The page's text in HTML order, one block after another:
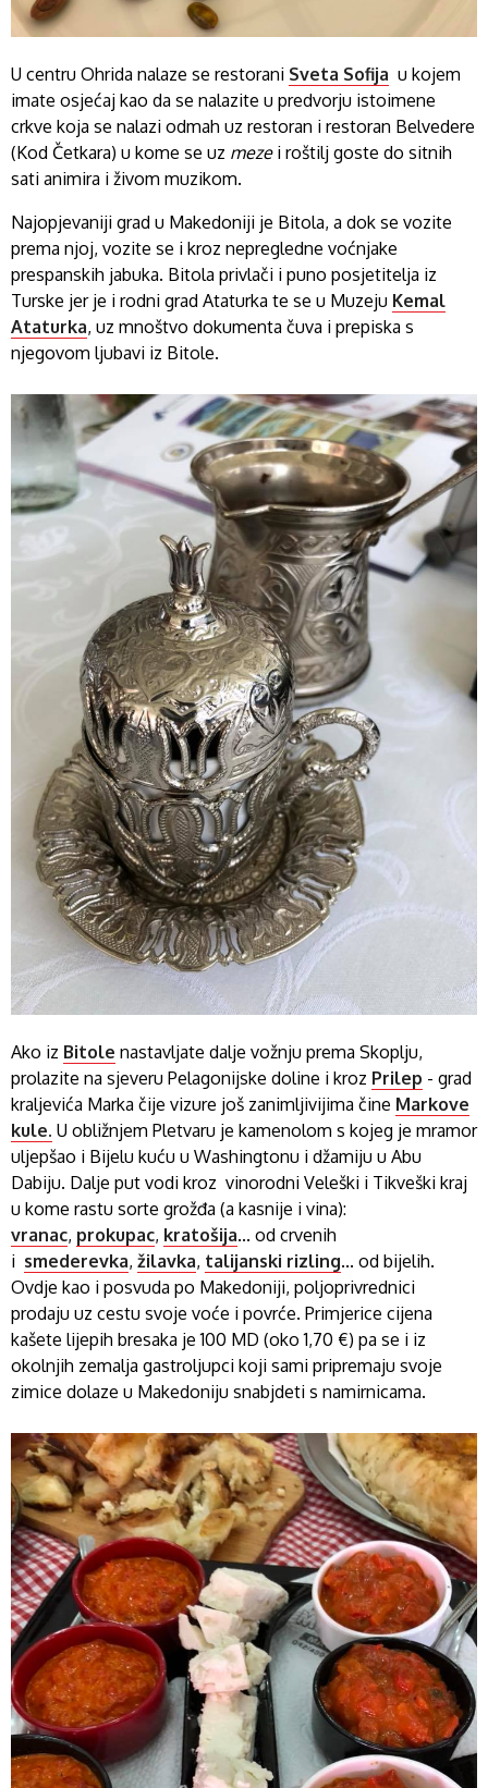
U centru Ohrida nalaze se restorani Sveta Sofija u kojem
imate osjećaj kao da se nalazite u predvorju istoimene
crkve koja se nalazi odmah uz restoran i restoran Belvedere
(Kod Četkara) u kome se uz mezei roštilj goste do sitnih
sati animira i živom muzikom.
Najopjevaniji grad u Makedoniji je Bitola, a dok se vozite
prema njoj, vozite se i kroz nepregledne voćnjake
prespanskih jabuka. Bitola privlači i puno posjetitelja iz
Turske jer je i rodni grad Ataturka te se u Muzeju Kemal
Ataturka, uz mnoštvo dokumenta čuva i prepiska s
njegovom ljubavi iz Bitole.
Ako iz Bitole nastavljate dalje vožnju prema Skoplju,
prolazite na sjeveru Pelagonijske doline i kroz Prilep - grad
kraljevića Marka čije vizure još zanimljivijima čine Markove
kule. U obližnjem Pletvaru je kamenolom s kojeg je mramor
uljepšao i Bijelu kuću u Washingtonu i džamiju u Abu
Dabiju. Dalje put vodi kroz vinorodni Veleški i Tikveški kraj
u kome rastu sorte grožđa (a kasnije i vina):
vranac, prokupac, kratošija... od crvenih
i smederevka, žilavka, talijanski rizling... od bijelih.
Ovdje kao i posvuda po Makedoniji, poljoprivrednici
prodaju uz cestu svoje voće i povrće. Primjerice cijena
kašete lijepih bresaka je 100 MD (oko 1,70 €) pa se i iz
okolnjih zemalja gastroljupci koji sami pripremaju svoje
zimice dolaze u Makedoniju snabjdeti s namirnicama.